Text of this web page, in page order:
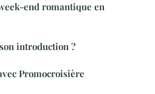
end romantique en
introduction ?
Promocroisière